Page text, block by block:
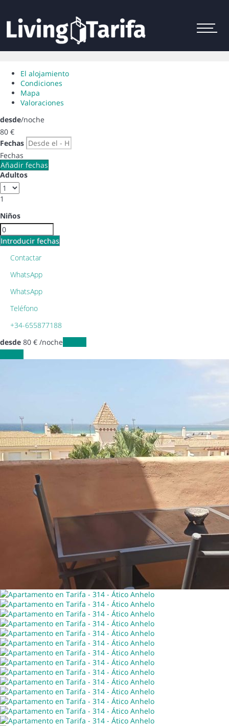
Menu
El alojamiento
Condiciones
Mapa
Valoraciones
desde/noche
80 €
Fechas
Fechas
Añadir fechas
Adultos
1
Niños
Introducir fechas
Contactar
WhatsApp
WhatsApp
Teléfono
+34-655877188
desde 80 € /noche